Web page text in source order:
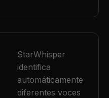
StarWhisper
identifica
automáticamente
diferentes voces